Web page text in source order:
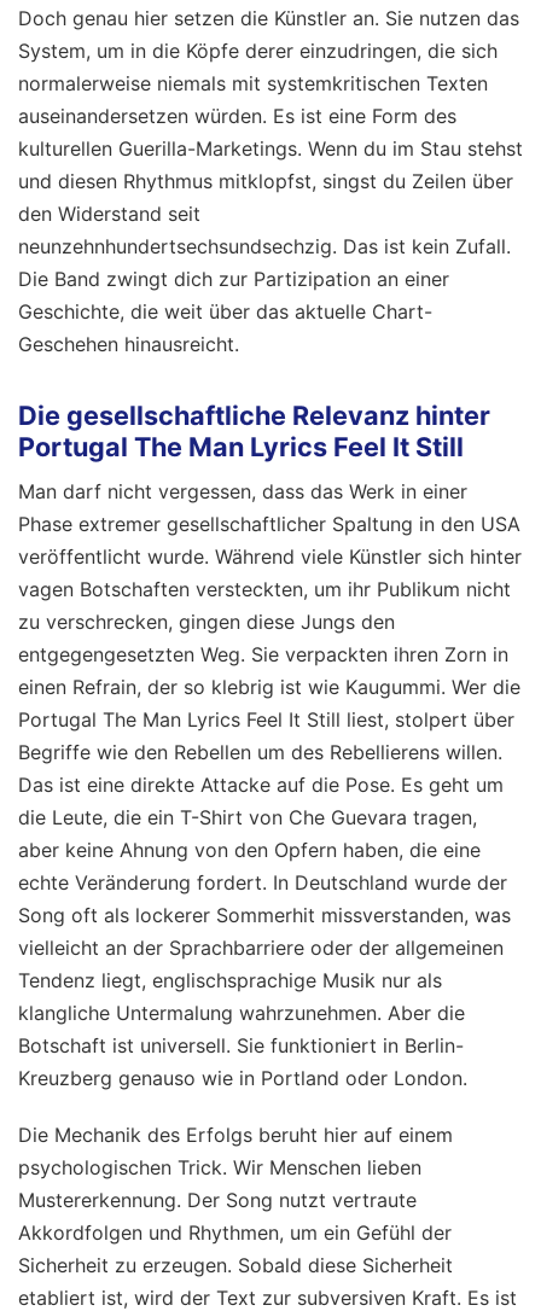
Doch genau hier setzen die Künstler an. Sie nutzen das
System, um in die Köpfe derer einzudringen, die sich
normalerweise niemals mit systemkritischen Texten
auseinandersetzen würden. Es ist eine Form des
kulturellen Guerilla-Marketings. Wenn du im Stau stehst
und diesen Rhythmus mitklopfst, singst du Zeilen über
den Widerstand seit
neunzehnhundertsechsundsechzig. Das ist kein Zufall.
Die Band zwingt dich zur Partizipation an einer
Geschichte, die weit über das aktuelle Chart-
Geschehen hinausreicht.
Die gesellschaftliche Relevanz hinter
Portugal The Man Lyrics Feel It Still
Man darf nicht vergessen, dass das Werk in einer
Phase extremer gesellschaftlicher Spaltung in den USA
veröffentlicht wurde. Während viele Künstler sich hinter
vagen Botschaften versteckten, um ihr Publikum nicht
zu verschrecken, gingen diese Jungs den
entgegengesetzten Weg. Sie verpackten ihren Zorn in
einen Refrain, der so klebrig ist wie Kaugummi. Wer die
Portugal The Man Lyrics Feel It Still liest, stolpert über
Begriffe wie den Rebellen um des Rebellierens willen.
Das ist eine direkte Attacke auf die Pose. Es geht um
die Leute, die ein T-Shirt von Che Guevara tragen,
aber keine Ahnung von den Opfern haben, die eine
echte Veränderung fordert. In Deutschland wurde der
Song oft als lockerer Sommerhit missverstanden, was
vielleicht an der Sprachbarriere oder der allgemeinen
Tendenz liegt, englischsprachige Musik nur als
klangliche Untermalung wahrzunehmen. Aber die
Botschaft ist universell. Sie funktioniert in Berlin-
Kreuzberg genauso wie in Portland oder London.
Die Mechanik des Erfolgs beruht hier auf einem
psychologischen Trick. Wir Menschen lieben
Mustererkennung. Der Song nutzt vertraute
Akkordfolgen und Rhythmen, um ein Gefühl der
Sicherheit zu erzeugen. Sobald diese Sicherheit
etabliert ist, wird der Text zur subversiven Kraft. Es ist